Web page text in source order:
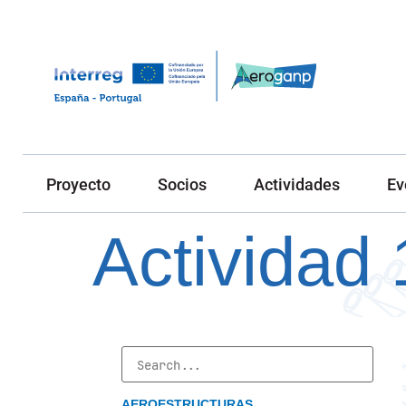
Proyecto Socios Actividades
Actividad